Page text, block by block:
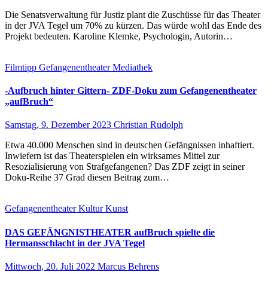
Die Senatsverwaltung für Justiz plant die Zuschüsse für das Theater
in der JVA Tegel um 70% zu kürzen. Das würde wohl das Ende des
Projekt bedeuten. Karoline Klemke, Psychologin, Autorin…
Filmtipp GefangenentheaterMediathek
-Aufbruch hinter Gittern- ZDF-Doku zum Gefangenentheater
„aufBruch“
Samstag, 9. Dezember 2023 Christian Rudolph
Etwa 40.000 Menschen sind in deutschen Gefängnissen inhaftiert.
Inwiefern ist das Theaterspielen ein wirksames Mittel zur
Resozialisierung von Strafgefangenen? Das ZDF zeigt in seiner
Doku-Reihe 37 Grad diesen Beitrag zum…
GefangenentheaterKulturKunst
DAS GEFÄNGNISTHEATER aufBruch spielte die
Hermansschlacht in der JVA Tegel
Mittwoch, 20. Juli 2022 Marcus Behrens